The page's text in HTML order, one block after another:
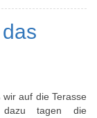
auf die Terasse
dazu tagen die